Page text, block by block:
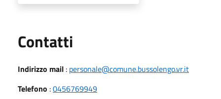
Contatti
Indirizzo mail : personale@comune.bussolengo.vr.it
Telefono :0456769949